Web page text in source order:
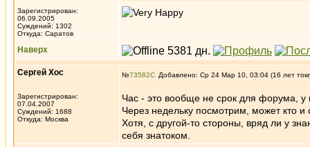
Зарегистрирован:
06.09.2005
Суждений: 1302
Откуда: Саратов
Наверх
Сергей Хос
Зарегистрирован:
07.04.2007
Суждений: 1688
Откуда: Москва
№73582 Добавлено: Ср 24 Мар 10, 03:04 (16 лет
Час - это вообще не срок для форума, у
Через недельку посмотрим, может кто и
Хотя, с другой-то стороны, вряд ли у
себя знатоком.